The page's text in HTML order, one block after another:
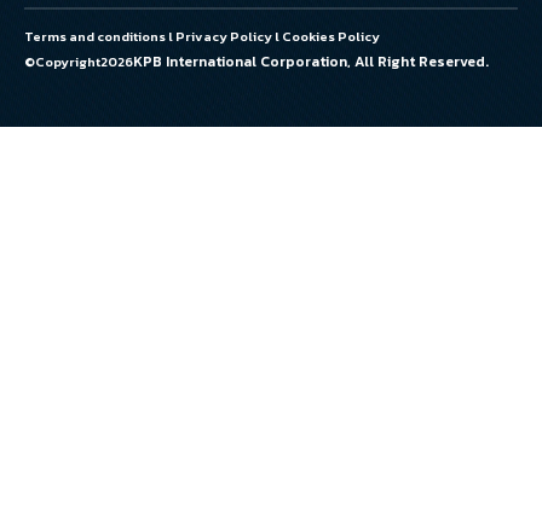
Terms and conditionslPrivacy PolicylCookies Policy
©Copyright2026KPB International Corporation, All Right Reserved.